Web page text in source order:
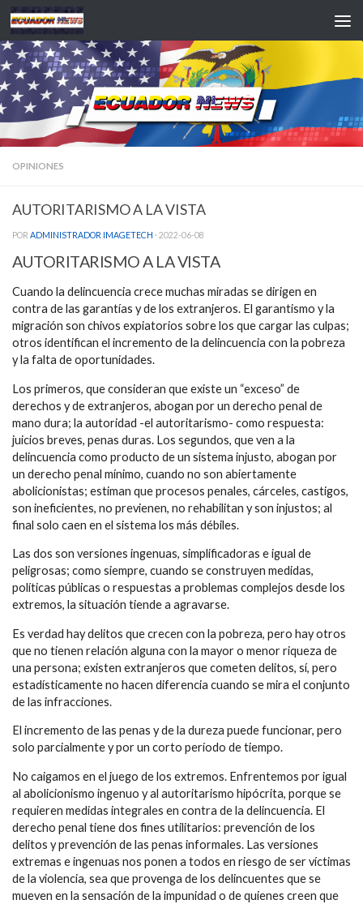
Saltar al contenido
OPINIONES
AUTORITARISMO A LA VISTA
POR ADMINISTRADOR IMAGETECH · 2022-06-08
AUTORITARISMO A LA VISTA
Cuando la delincuencia crece muchas miradas se dirigen en
contra de las garantías y de los extranjeros. El garantismo y la
migración son chivos expiatorios sobre los que cargar las culpas;
otros identifican el incremento de la delincuencia con la pobreza
y la falta de oportunidades.
Los primeros, que consideran que existe un “exceso” de
derechos y de extranjeros, abogan por un derecho penal de
mano dura; la autoridad -el autoritarismo- como respuesta:
juicios breves, penas duras. Los segundos, que ven a la
delincuencia como producto de un sistema injusto, abogan por
un derecho penal mínimo, cuando no son abiertamente
abolicionistas; estiman que procesos penales, cárceles, castigos,
son ineficientes, no previenen, no rehabilitan y son injustos; al
final solo caen en el sistema los más débiles.
Las dos son versiones ingenuas, simplificadoras e igual de
peligrosas; como siempre, cuando se construyen medidas,
políticas públicas o respuestas a problemas complejos desde los
extremos, la situación tiende a agravarse.
Es verdad hay delitos que crecen con la pobreza, pero hay otros
que no tienen relación alguna con la mayor o menor riqueza de
una persona; existen extranjeros que cometen delitos, sí, pero
estadísticamente no hacen diferencia cuando se mira el conjunto
de las infracciones.
El incremento de las penas y de la dureza puede funcionar, pero
solo parcialmente y por un corto período de tiempo.
No caigamos en el juego de los extremos. Enfrentemos por igual
al abolicionismo ingenuo y al autoritarismo hipócrita, porque se
requieren medidas integrales en contra de la delincuencia. El
derecho penal tiene dos fines utilitarios: prevención de los
delitos y prevención de las penas informales. Las versiones
extremas e ingenuas nos ponen a todos en riesgo de ser víctimas
de la violencia, sea que provenga de los delincuentes que se
mueven en la sensación de la impunidad o de quienes creen que